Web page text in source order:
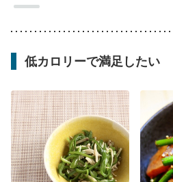
低カロリーで満足したい